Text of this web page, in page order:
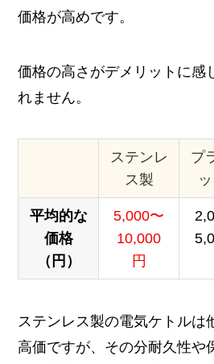
価格が高めです。
価格の高さがデメリットに感
れません。
ステンレ
ス製
プ
平均的な
価格
（円）
5,000〜
10,000
円
ステンレス製の電気ケトルは
高価ですが、その分耐久性や